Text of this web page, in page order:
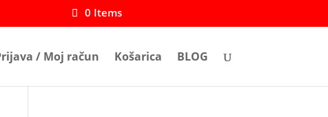
0 Items
/ Moj račun Košarica BLOG